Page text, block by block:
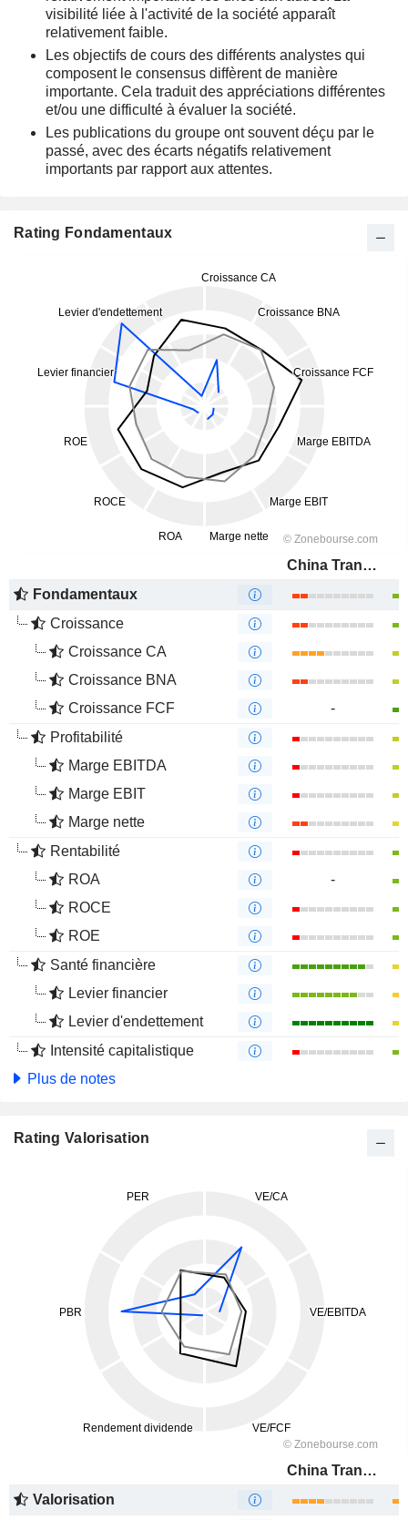
visibilité liée à l'activité de la société apparaît
relativement faible.
Les objectifs de cours des différents analystes qui
composent le consensus diffèrent de manière
importante. Cela traduit des appréciations différentes
et/ou une difficulté à évaluer la société.
Les publications du groupe ont souvent déçu par le
passé, avec des écarts négatifs relativement
importants par rapport aux attentes.
Rating Fondamentaux
China Transinfo Technology Co., Ltd
Fondamentaux
Croissance
Croissance CA
Croissance BNA
Croissance FCF
-
Profitabilité
Marge EBITDA
Marge EBIT
Marge nette
Rentabilité
ROA
-
ROCE
ROE
Santé financière
Levier financier
Levier d'endettement
Intensité capitalistique
Plus de notes
Rating Valorisation
China Transinfo Technology Co., Ltd
Valorisation